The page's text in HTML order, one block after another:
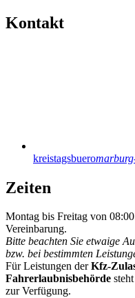
Kontakt
kreistagsbuero
Zeiten
Montag bis Freitag von
Vereinbarung.
Bitte beachten Sie etwaige
bzw. bei bestimmten
Für Leistungen derKfz-
Fahrerlaubnisbehörde
zur Verfügung.